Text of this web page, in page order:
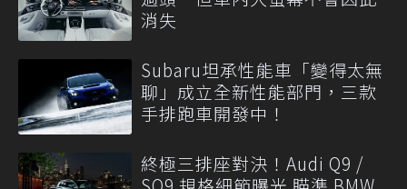
消失
Subaru坦承性能車「變得太無
聊」成立全新性能部門，三款
手排跑車開發中！
終極三排座對決！Audi Q9 /